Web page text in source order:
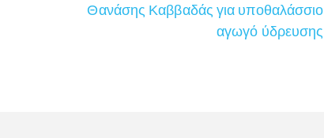
Θανάσης Καββαδάς για υποθαλάσσιο
αγωγό ύδρευσης